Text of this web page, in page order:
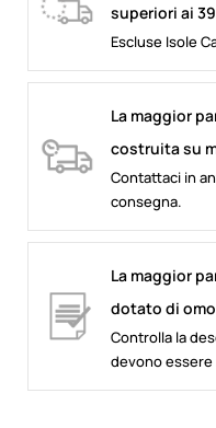
superiori ai
Escluse Isole
La maggior
costruita su
Contattaci in
consegna.
La maggior
dotato di
Controlla la
devono